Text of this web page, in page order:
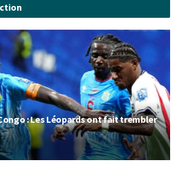
: Les Léopards ont fait trembler